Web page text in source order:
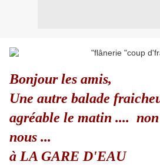
Bonjour les amis,
Une autre balade
agréable le matin ....
nous ...
à LA GARE D'EAU